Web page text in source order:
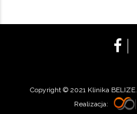
Copyright © 2021 Klinika
Realizacja: